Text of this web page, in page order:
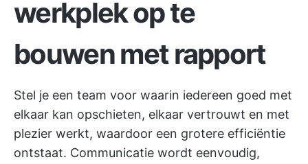
werkplek op te
bouwen met rapport
Stel je een team voor waarin iedereen goed met
elkaar kan opschieten, elkaar vertrouwt en met
plezier werkt, waardoor een grotere efficiëntie
ontstaat. Communicatie wordt eenvoudig,